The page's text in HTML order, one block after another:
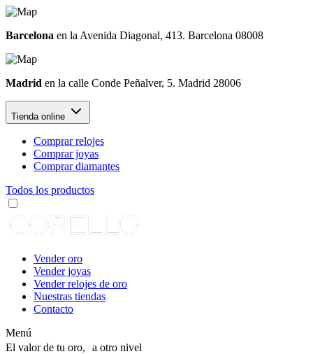
Barcelona en la Avenida Diagonal, 413. Barcelona 08008
Madrid en la calle Conde Peñalver, 5. Madrid 28006
Tienda online
Comprar relojes
Comprar joyas
Comprar diamantes
Todos los productos
Vender oro
Vender joyas
Vender relojes de oro
Nuestras tiendas
Contacto
Menú
El valor de tu oro, a otro nivel